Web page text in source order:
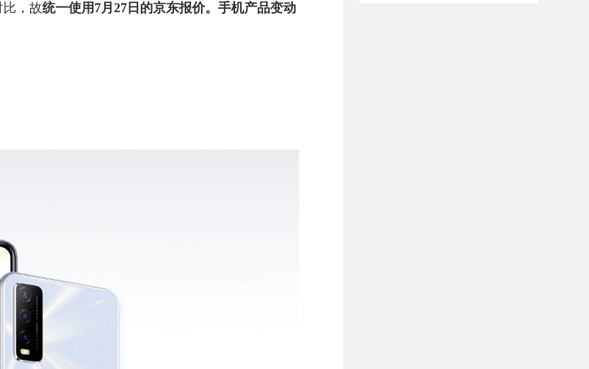
，故统一使用7月27日的京东报价。手机产品变动